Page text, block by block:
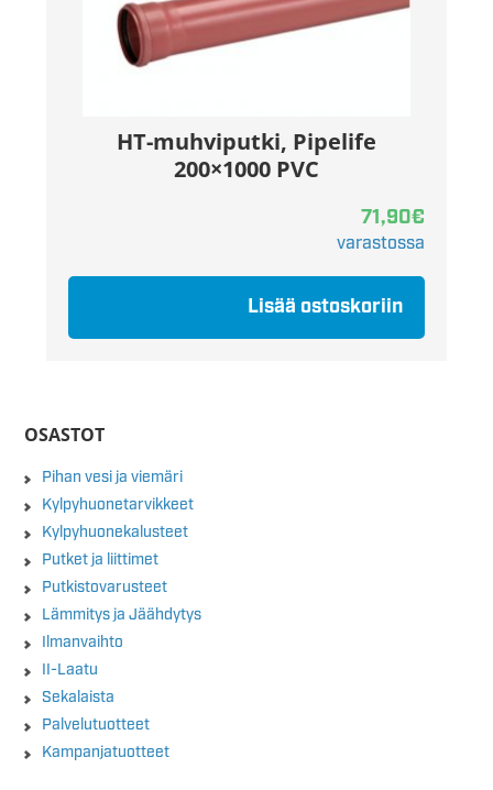
HT-muhviputki, Pipelife
200×1000 PVC
71,90€
varastossa
Lisää ostoskoriin
OSASTOT
Pihan vesi ja viemäri
Kylpyhuonetarvikkeet
Kylpyhuonekalusteet
Putket ja liittimet
Putkistovarusteet
Lämmitys ja Jäähdytys
Ilmanvaihto
II-Laatu
Sekalaista
Palvelutuotteet
Kampanjatuotteet